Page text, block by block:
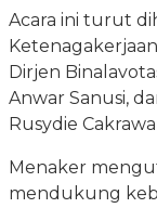
Acara ini turut
Dirjen
Anwar Sanusi,
Rusydie
Menaker
mendukung